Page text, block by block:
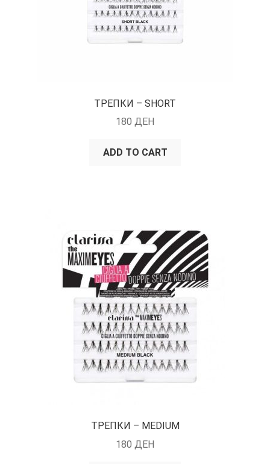
TРЕПКИ – SHORT
180 ДЕН
ADD TO CART
TРЕПКИ – MEDIUM
180 ДЕН